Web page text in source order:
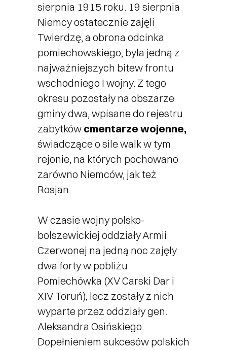
sierpnia 1915 roku. 19 sierpnia
Niemcy ostatecznie zajęli
Twierdzę, a obrona odcinka
pomiechowskiego, była jedną z
najważniejszych bitew frontu
wschodniego I wojny. Z tego
okresu pozostały na obszarze
gminy dwa, wpisane do rejestru
zabytków cmentarze wojenne,
świadczące o sile walk w tym
rejonie, na których pochowano
zarówno Niemców, jak też
Rosjan.
W czasie wojny polsko-
bolszewickiej oddziały Armii
Czerwonej na jedną noc zajęły
dwa forty w pobliżu
Pomiechówka (XV Carski Dar i
XIV Toruń), lecz zostały z nich
wyparte przez oddziały gen.
Aleksandra Osińskiego.
Dopełnieniem sukcesów polskich